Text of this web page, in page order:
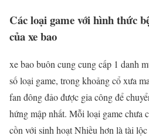
Các loại game với hình thức
của xe bao
xe bao buôn cung cung cấp 1 danh
số loại game, trong khoảng cổ xưa
fan đông đảo được gia công để
hứng mập nhất. Mỗi loại game chưa
cồn với sinh hoạt Nhiều hơn là tài